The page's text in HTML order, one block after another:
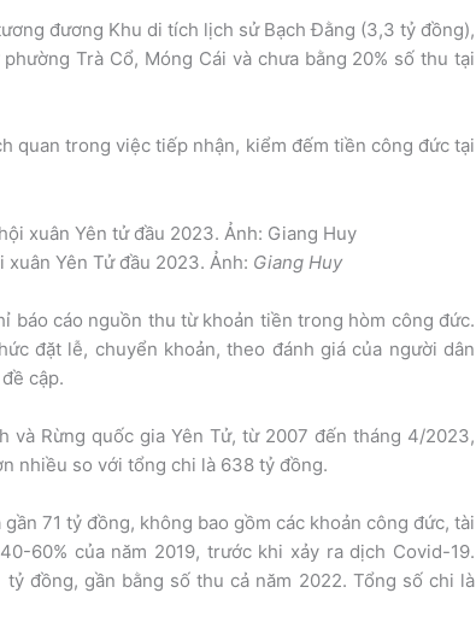
đương Khu di tích lịch sử Bạch Đằng (3,3 tỷ đồng),
Trà Cổ, Móng Cái và chưa bằng 20% số thu tại
quan trong việc tiếp nhận, kiểm đếm tiền công đức tại
Yên Tử đầu 2023. Ảnh: Giang Huy
báo cáo nguồn thu từ khoản tiền trong hòm công đức.
đặt lễ, chuyển khoản, theo đánh giá của người dân
cập.
Rừng quốc gia Yên Tử, từ 2007 đến tháng 4/2023,
nhiều so với tổng chi là 638 tỷ đồng.
71 tỷ đồng, không bao gồm các khoản công đức, tài
60% của năm 2019, trước khi xảy ra dịch Covid-19.
đồng, gần bằng số thu cả năm 2022. Tổng số chi là